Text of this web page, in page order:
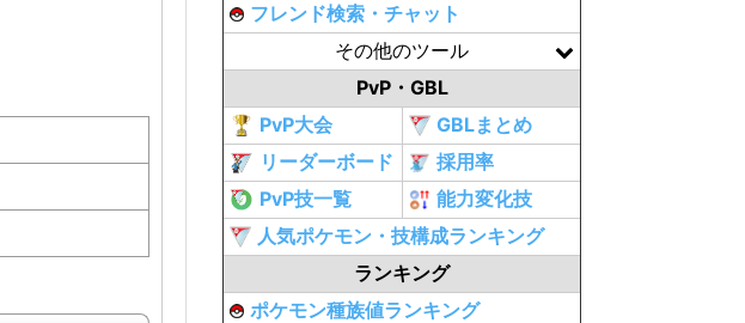
フレンド検索・チャット
その他のツール
PvP・GBL
PvP大会
GBLまとめ
リーダーボード
採用率
PvP技一覧
能力変化技
人気ポケモン・技構成ランキング
ランキング
ポケモン種族値ランキング